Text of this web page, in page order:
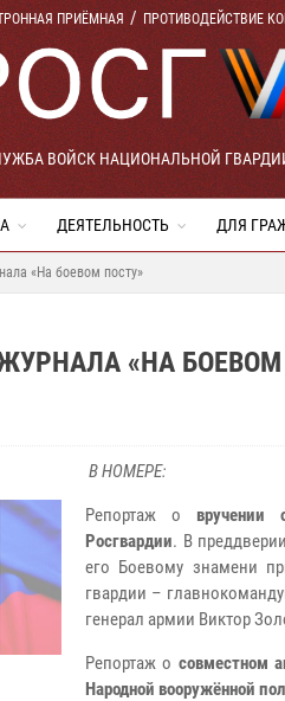
ПРИЁМНАЯ ПРОТИВОДЕЙСТВИЕ
ВОЙСК НАЦИОНАЛЬНОЙ
ДЕЯТЕЛЬНОСТЬ ДЛЯ
«На боевом посту»
«НА БОЕВОМ
В НОМЕРЕ:
Репортаж о вручении
Росгвардии. В
его Боевому знамени
гвардии –
генерал армии Виктор
Репортаж о совместном
Народной вооружённой